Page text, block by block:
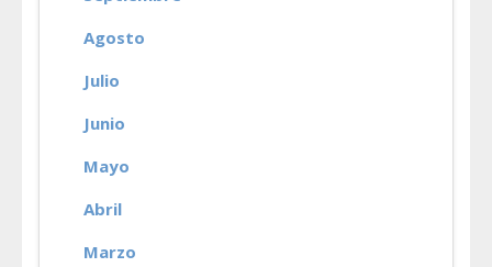
Agosto
Julio
Junio
Mayo
Abril
Marzo